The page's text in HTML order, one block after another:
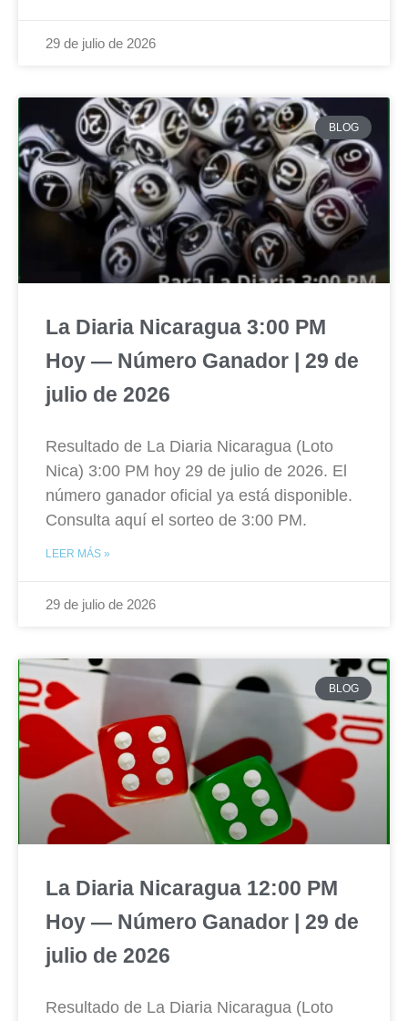
29 de julio de 2026
BLOG
La Diaria Nicaragua 3:00 PM
Hoy — Número Ganador | 29 de
julio de 2026
Resultado de La Diaria Nicaragua (Loto
Nica) 3:00 PM hoy 29 de julio de 2026. El
número ganador oficial ya está disponible.
Consulta aquí el sorteo de 3:00 PM.
LEER MÁS »
29 de julio de 2026
BLOG
La Diaria Nicaragua 12:00 PM
Hoy — Número Ganador | 29 de
julio de 2026
Resultado de La Diaria Nicaragua (Loto